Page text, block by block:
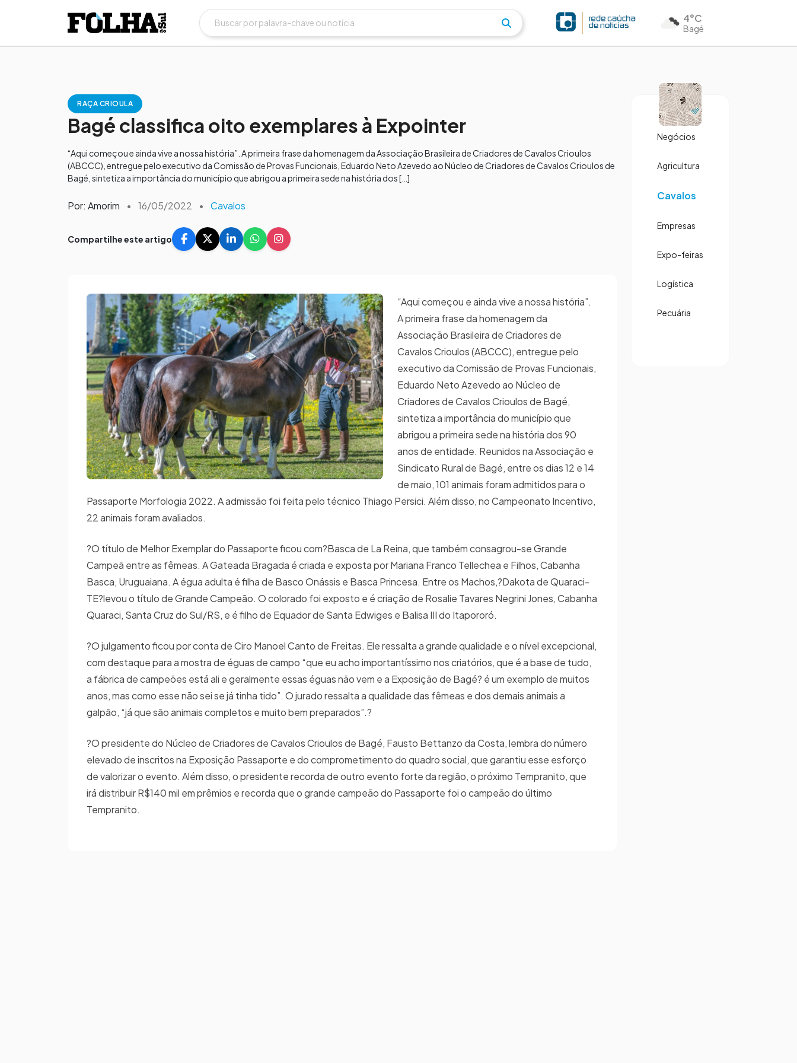
4°C
Bagé
RAÇA CRIOULA
Bagé classifica oito exemplares à Expointer
“Aqui começou e ainda vive a nossa história”. A primeira frase da homenagem da Associação Brasileira de Criadores de Cavalos Crioulos
(ABCCC), entregue pelo executivo da Comissão de Provas Funcionais, Eduardo Neto Azevedo ao Núcleo de Criadores de Cavalos Crioulos de
Bagé, sintetiza a importância do município que abrigou a primeira sede na história dos […]
Por: Amorim • 16/05/2022 • Cavalos
Compartilhe este artigo
“Aqui começou e ainda vive a nossa história”.
A primeira frase da homenagem da
Associação Brasileira de Criadores de
Cavalos Crioulos (ABCCC), entregue pelo
executivo da Comissão de Provas Funcionais,
Eduardo Neto Azevedo ao Núcleo de
Criadores de Cavalos Crioulos de Bagé,
sintetiza a importância do município que
abrigou a primeira sede na história dos 90
anos de entidade. Reunidos na Associação e
Sindicato Rural de Bagé, entre os dias 12 e 14
de maio, 101 animais foram admitidos para o
Passaporte Morfologia 2022. A admissão foi feita pelo técnico Thiago Persici. Além disso, no Campeonato Incentivo,
22 animais foram avaliados.
?O título de Melhor Exemplar do Passaporte ficou com?Basca de La Reina, que também consagrou-se Grande
Campeã entre as fêmeas. A Gateada Bragada é criada e exposta por Mariana Franco Tellechea e Filhos, Cabanha
Basca, Uruguaiana. A égua adulta é filha de Basco Onássis e Basca Princesa. Entre os Machos,?Dakota de Quaraci-
TE?levou o título de Grande Campeão. O colorado foi exposto e é criação de Rosalie Tavares Negrini Jones, Cabanha
Quaraci, Santa Cruz do Sul/RS, e é filho de Equador de Santa Edwiges e Balisa III do Itapororó.
?O julgamento ficou por conta de Ciro Manoel Canto de Freitas. Ele ressalta a grande qualidade e o nível excepcional,
com destaque para a mostra de éguas de campo “que eu acho importantíssimo nos criatórios, que é a base de tudo,
a fábrica de campeões está ali e geralmente essas éguas não vem e a Exposição de Bagé? é um exemplo de muitos
anos, mas como esse não sei se já tinha tido”. O jurado ressalta a qualidade das fêmeas e dos demais animais a
galpão, “já que são animais completos e muito bem preparados”.?
?O presidente do Núcleo de Criadores de Cavalos Crioulos de Bagé, Fausto Bettanzo da Costa, lembra do número
elevado de inscritos na Exposição Passaporte e do comprometimento do quadro social, que garantiu esse esforço
de valorizar o evento. Além disso, o presidente recorda de outro evento forte da região, o próximo Tempranito, que
irá distribuir R$140 mil em prêmios e recorda que o grande campeão do Passaporte foi o campeão do último
Tempranito.
Negócios
Agricultura
Cavalos
Empresas
Expo-feiras
Logística
Pecuária